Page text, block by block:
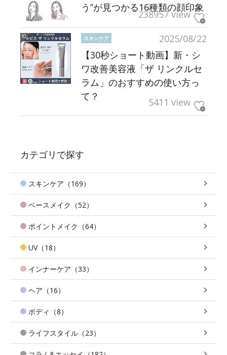
う”が見つかる16種類の顔印象
238957 view
2025/08/22
スキンケア
【30秒ショート動画】新・シ
ワ改善美容液「ザ リンクルセ
ラム」のおすすめの使い方っ
て？
5411 view
カテゴリで探す
スキンケア（169）
ベースメイク（52）
ポイントメイク（64）
UV（18）
インナーケア（33）
ヘア（16）
ボディ（8）
ライフスタイル（23）